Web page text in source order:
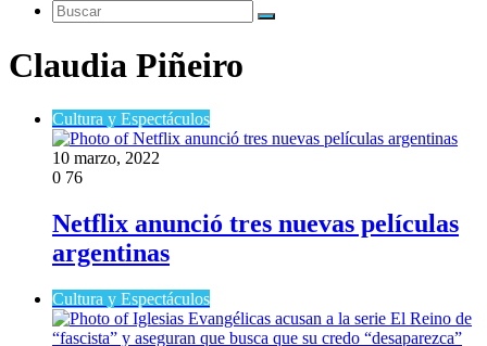
Buscar
Claudia Piñeiro
Cultura y Espectáculos
10 marzo, 2022
0 76
Netflix anunció tres nuevas películas
argentinas
Cultura y Espectáculos